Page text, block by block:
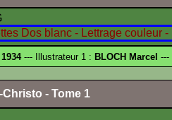
1934--- Illustrateur 1 : BLOCH Marcel ---
- Tome 1